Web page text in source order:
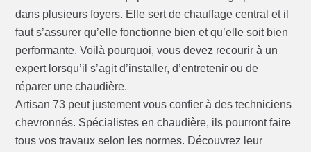
dans plusieurs foyers. Elle sert de chauffage central et il
faut s’assurer qu’elle fonctionne bien et qu’elle soit bien
performante. Voilà pourquoi, vous devez recourir à un
expert lorsqu’il s’agit d’installer, d’entretenir ou de
réparer une chaudière.
Artisan 73 peut justement vous confier à des techniciens
chevronnés. Spécialistes en chaudière, ils pourront faire
tous vos travaux selon les normes. Découvrez leur